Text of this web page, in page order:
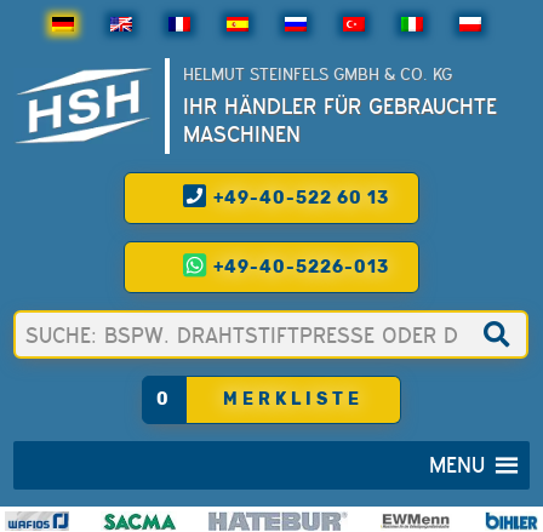
HELMUT STEINFELS GMBH & CO. KG
IHR HÄNDLER FÜR GEBRAUCHTE
MASCHINEN
+49-40-522 60 13
+49-40-5226-013
0 MERKLISTE
MENU